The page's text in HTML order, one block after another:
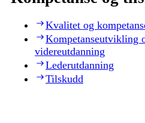
Kvalitet og
Kompetanseutvikling
videreutdanning
Lederutdanning
Tilskudd